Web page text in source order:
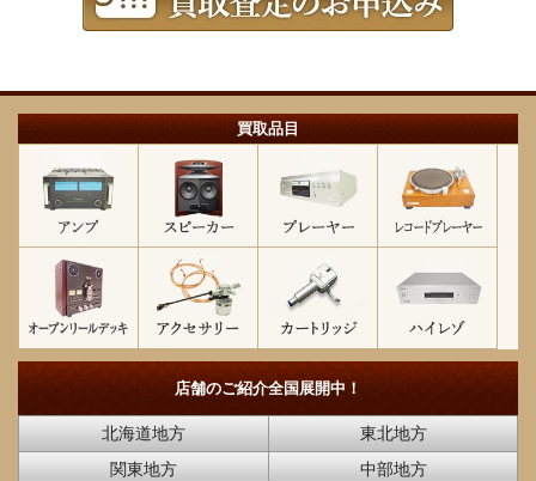
買取品目
店舗のご紹介全国展開中！
北海道地方
東北地方
関東地方
中部地方